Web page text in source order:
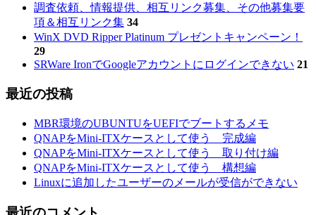
調査依頼、情報提供、相互リンク募集、その他募集要
項＆相互リンク集 34
WinX DVD Ripper Platinum プレゼントキャンペーン！
29
SRWare IronでGoogleアカウントにログインできない 21
最近の投稿
MBR環境のUBUNTUをUEFIでブートするメモ
QNAPをMini-ITXケースとして使う 完成編
QNAPをMini-ITXケースとして使う 取り付け編
QNAPをMini-ITXケースとして使う 構想編
Linuxに追加したユーザーのメールが受信ができない